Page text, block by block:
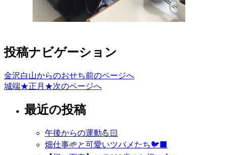
投稿ナビゲーション
金沢白山からのおせち前のページへ
城端★正月★次のページへ
最近の投稿
午後からの運動💪🏻
畑仕事🌱と可愛いツバメたち🐦‍⬛